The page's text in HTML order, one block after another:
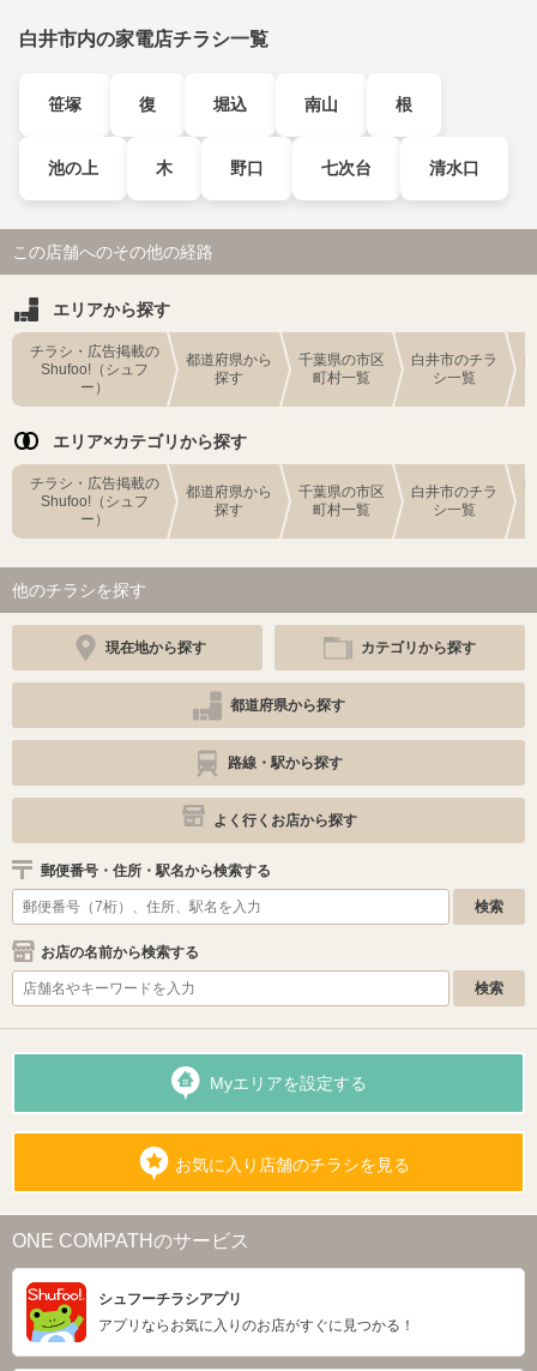
白井市内の家電店チラシ一覧
笹塚 復 堀込 南山 根
池の上 木 野口 七次台 清水口
この店舗へのその他の経路
エリアから探す
チラシ・広告掲載の
Shufoo!（シュフ
ー）
都道府県から
探す
千葉県の市区
町村一覧
白井市のチラ
シ一覧
エリア×カテゴリから探す
チラシ・広告掲載の
Shufoo!（シュフ
ー）
都道府県から
探す
千葉県の市区
町村一覧
白井市のチラ
シ一覧
他のチラシを探す
現在地から探す カテゴリから探す
都道府県から探す
路線・駅から探す
よく行くお店から探す
郵便番号・住所・駅名から検索する
お店の名前から検索する
Myエリアを設定する
お気に入り店舗のチラシを見る
ONE COMPATHのサービス
シュフーチラシアプリ
アプリならお気に入りのお店がすぐに見つかる！